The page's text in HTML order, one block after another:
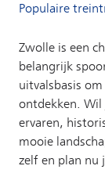
Populaire